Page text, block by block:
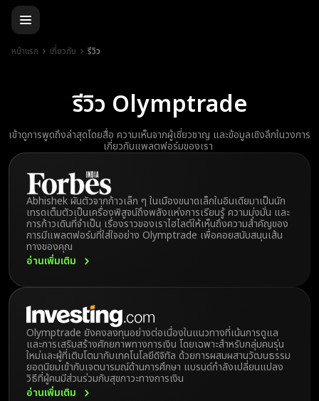
หน้าแรก เกี่ยวกับ รีวิว
รีวิว Olymptrade
เข้าดูการพูดถึงล่าสุดโดยสื่อ ความเห็นจากผู้เชี่ยวชาญ และข้อมูลเชิงลึกในวงการ
เกี่ยวกับแพลตฟอร์มของเรา
Abhishek ผันตัวจากก้าวเล็ก ๆ ในเมืองขนาดเล็กในอินเดียมาเป็นนัก
เทรดเต็มตัวเป็นเครื่องพิสูจน์ถึงพลังแห่งการเรียนรู้ ความมุ่งมั่น และ
การก้าวเดินที่จำเป็น เรื่องราวของเราไฮไลต์ให้เห็นถึงความสำคัญของ
การมีแพลตฟอร์มที่ใส่ใจอย่าง Olymptrade เพื่อคอยสนับสนุนเส้น
ทางของคุณ
อ่านเพิ่มเติม
Olymptrade ยังคงลงทุนอย่างต่อเนื่องในแนวทางที่เน้นการดูแล
และการเสริมสร้างศักยภาพทางการเงิน โดยเฉพาะสำหรับกลุ่มคนรุ่น
ใหม่และผู้ที่เติบโตมากับเทคโนโลยีดิจิทัล ด้วยการผสมผสานวัฒนธรรม
ยอดนิยมเข้ากับเจตนารมณ์ด้านการศึกษา แบรนด์กำลังเปลี่ยนแปลง
วิธีที่ผู้คนมีส่วนร่วมกับสุขภาวะทางการเงิน
อ่านเพิ่มเติม